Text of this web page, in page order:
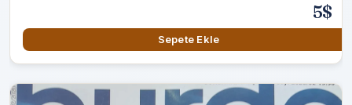
5$
Sepete Ekle